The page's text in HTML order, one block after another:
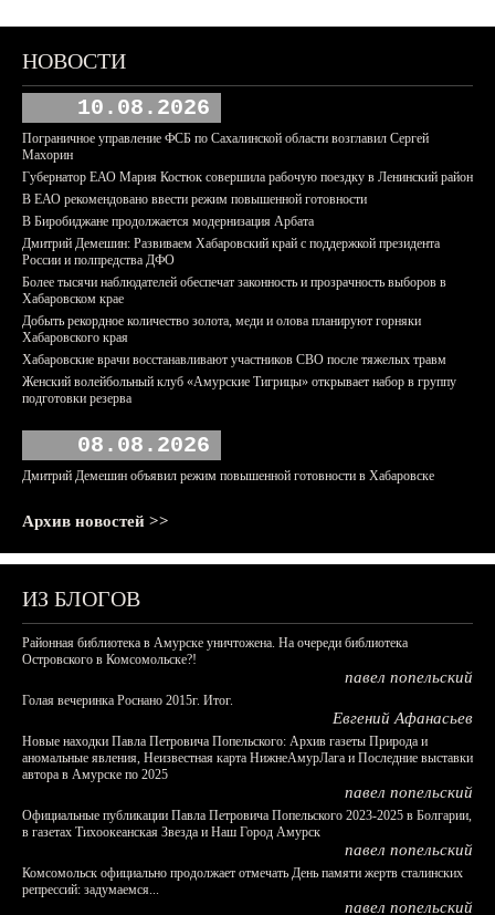
НОВОСТИ
10.08.2026
Пограничное управление ФСБ по Сахалинской области возглавил Сергей
Махорин
Губернатор ЕАО Мария Костюк совершила рабочую поездку в Ленинский район
В ЕАО рекомендовано ввести режим повышенной готовности
В Биробиджане продолжается модернизация Арбата
Дмитрий Демешин: Развиваем Хабаровский край с поддержкой президента
России и полпредства ДФО
Более тысячи наблюдателей обеспечат законность и прозрачность выборов в
Хабаровском крае
Добыть рекордное количество золота, меди и олова планируют горняки
Хабаровского края
Хабаровские врачи восстанавливают участников СВО после тяжелых травм
Женский волейбольный клуб «Амурские Тигрицы» открывает набор в группу
подготовки резерва
08.08.2026
Дмитрий Демешин объявил режим повышенной готовности в Хабаровске
Архив новостей >>
ИЗ БЛОГОВ
Районная библиотека в Амурске уничтожена. На очереди библиотека
Островского в Комсомольске?!
павел попельский
Голая вечеринка Роснано 2015г. Итог.
Евгений Афанасьев
Новые находки Павла Петровича Попельского: Архив газеты Природа и
аномальные явления, Неизвестная карта НижнеАмурЛага и Последние выставки
автора в Амурске по 2025
павел попельский
Официальные публикации Павла Петровича Попельского 2023-2025 в Болгарии,
в газетах Тихоокеанская Звезда и Наш Город Амурск
павел попельский
Комсомольск официально продолжает отмечать День памяти жертв сталинских
репрессий: задумаемся...
павел попельский